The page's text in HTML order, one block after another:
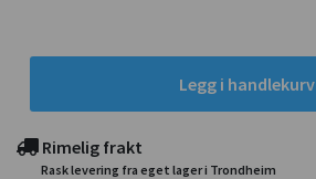
Legg i handlekurv
Rimelig frakt
Rask levering fra eget lager i Trondheim